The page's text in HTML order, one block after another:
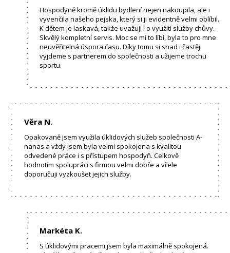
Hospodyně kromě úklidu bydlení nejen nakoupila, ale i
vyvenčila našeho pejska, který si ji evidentně velmi oblíbil.
K dětem je laskavá, takže uvažuji i o využití služby chůvy.
Skvělý kompletní servis. Moc se mi to líbí, byla to pro mne
neuvěřitelná úspora času. Díky tomu si snad i častěji
vyjdeme s partnerem do společnosti a užijeme trochu
sportu.
Věra N.
Opakovaně jsem využila úklidových služeb společnosti A-
nanas a vždy jsem byla velmi spokojena s kvalitou
odvedené práce i s přístupem hospodyň. Celkově
hodnotím spolupráci s firmou velmi dobře a vřele
doporučuji vyzkoušet jejich služby.
Markéta K.
S úklidovými pracemi jsem byla maximálně spokojená.